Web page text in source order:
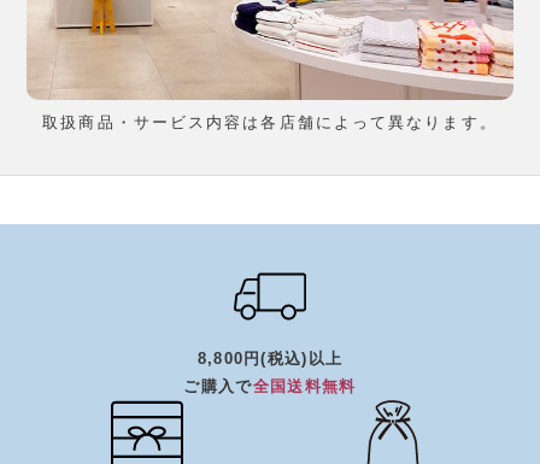
取扱商品・サービス内容は各店舗によって異なります。
8,800円(税込)以上
ご購入で全国送料無料